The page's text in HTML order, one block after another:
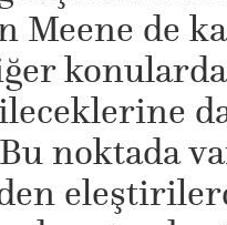
Meene de
noktada